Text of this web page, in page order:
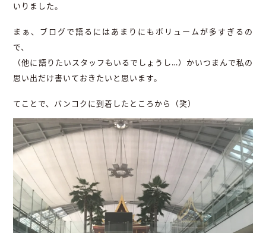
いりました。
まぁ、ブログで語るにはあまりにもボリュームが多すぎるの
で、
（他に語りたいスタッフもいるでしょうし…）かいつまんで私の
思い出だけ書いておきたいと思います。
てことで、バンコクに到着したところから（笑）